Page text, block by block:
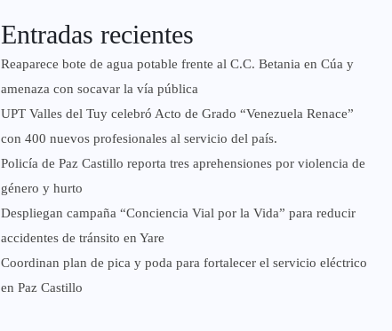
Entradas recientes
Reaparece bote de agua potable frente al C.C. Betania en Cúa y
amenaza con socavar la vía pública
UPT Valles del Tuy celebró Acto de Grado “Venezuela Renace”
con 400 nuevos profesionales al servicio del país.
‎Policía de Paz Castillo reporta tres aprehensiones por violencia de
género y hurto
‎Despliegan campaña “Conciencia Vial por la Vida” para reducir
accidentes de tránsito en Yare
Coordinan plan de pica y poda para fortalecer el servicio eléctrico
en Paz Castillo